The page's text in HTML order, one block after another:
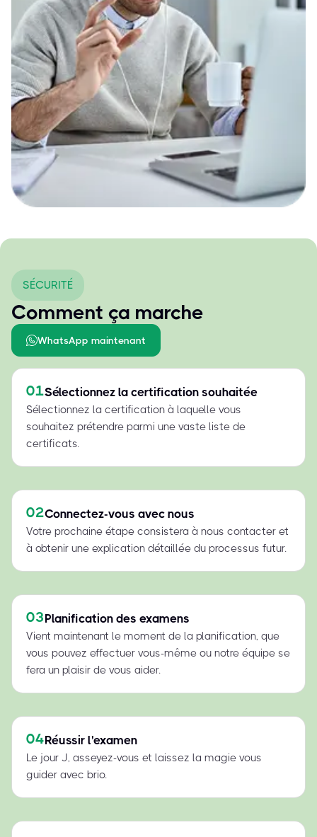
SÉCURITÉ
Comment ça marche
WhatsApp maintenant
01Sélectionnez la certification souhaitée
Sélectionnez la certification à laquelle vous
souhaitez prétendre parmi une vaste liste de
certificats.
02Connectez-vous avec nous
Votre prochaine étape consistera à nous contacter et
à obtenir une explication détaillée du processus futur.
03Planification des examens
Vient maintenant le moment de la planification, que
vous pouvez effectuer vous-même ou notre équipe se
fera un plaisir de vous aider.
04Réussir l'examen
Le jour J, asseyez-vous et laissez la magie vous
guider avec brio.